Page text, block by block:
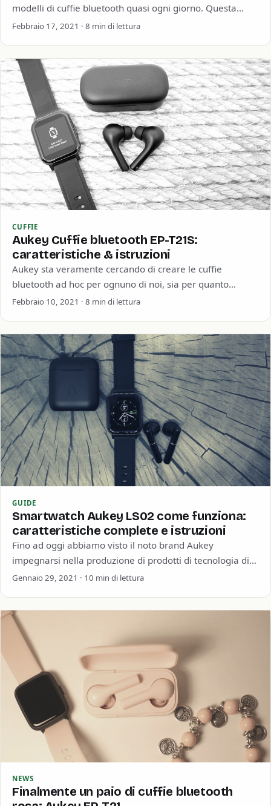
modelli di cuffie bluetooth quasi ogni giorno. Questa
vasta scelta può sicuramente aiutarti…
Febbraio 17, 2021 · 8 min di lettura
CUFFIE
Aukey Cuffie bluetooth EP-T21S:
caratteristiche & istruzioni
Aukey sta veramente cercando di creare le cuffie
bluetooth ad hoc per ognuno di noi, sia per quanto
riguarda le forme che…
Febbraio 10, 2021 · 8 min di lettura
GUIDE
Smartwatch Aukey LS02 come funziona:
caratteristiche complete e istruzioni
Fino ad oggi abbiamo visto il noto brand Aukey
impegnarsi nella produzione di prodotti di tecnologia di
consumo di varie tipologie. Io…
Gennaio 29, 2021 · 10 min di lettura
NEWS
Finalmente un paio di cuffie bluetooth